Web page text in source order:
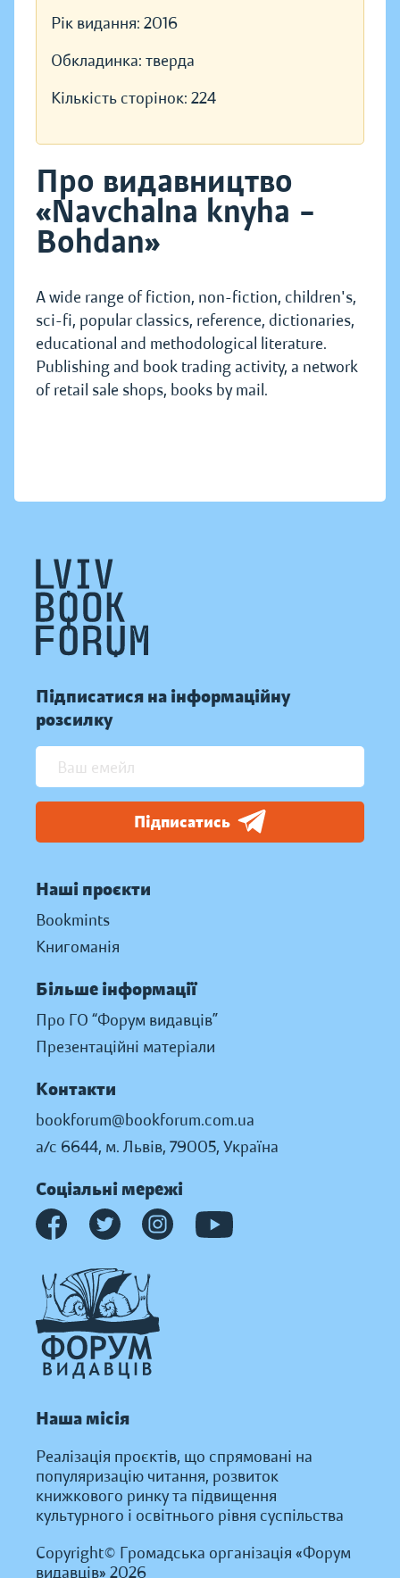
Рік видання: 2016
Обкладинка: тверда
Кількість сторінок: 224
Про видавництво
«Navchalna knyha –
Bohdan»
A wide range of fiction, non-fiction, children's,
sci-fi, popular classics, reference, dictionaries,
educational and methodological literature.
Publishing and book trading activity, a network
of retail sale shops, books by mail.
Підписатися на інформаційну
розсилку
Підписатись
Наші проєкти
Bookmints
Книгоманія
Більше інформації
Про ГО “Форум видавців”
Презентаційні матеріали
Контакти
bookforum@bookforum.com.ua
а/с 6644, м. Львів, 79005, Україна
Соціальні мережі
Наша місія
Реалізація проєктів, що спрямовані на
популяризацію читання, розвиток
книжкового ринку та підвищення
культурного і освітнього рівня суспільства
Copyright© Громадська організація «Форум
видавців» 2026